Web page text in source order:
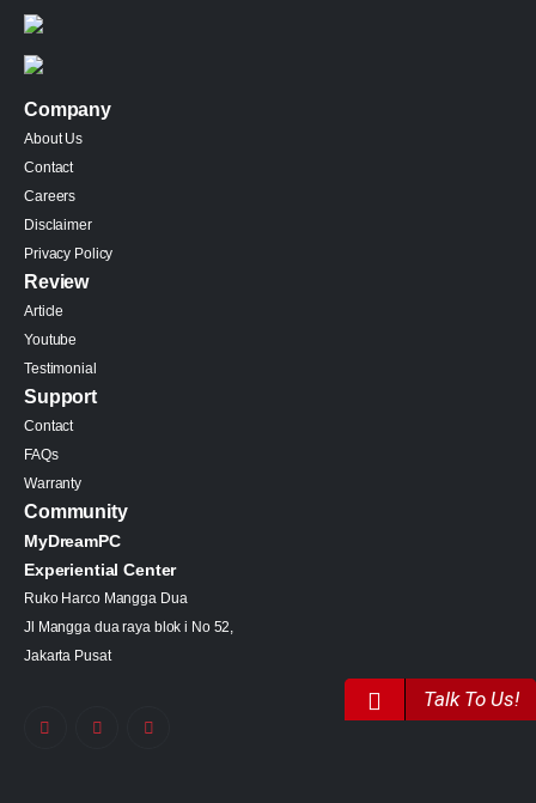
Talk To Us!
Company
About Us
Contact
Careers
Disclaimer
Privacy Policy
Review
Article
Youtube
Testimonial
Support
Contact
FAQs
Warranty
Community
MyDreamPC
Experiential Center
Ruko Harco Mangga Dua
Jl Mangga dua raya blok i No 52,
Jakarta Pusat